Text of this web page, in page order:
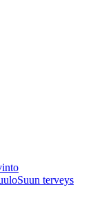
Suun terveys